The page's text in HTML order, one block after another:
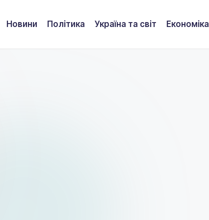
Новини Політика Україна та світ Економіка